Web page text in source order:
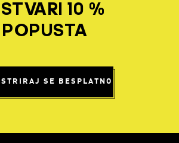
10 %
POPUSTA
SE BESPLATNO